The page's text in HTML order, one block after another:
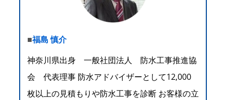
■福島 慎介
神奈川県出身 一般社団法人 防水工事推進協
会 代表理事 防水アドバイザーとして12,000
枚以上の見積もりや防水工事を診断 お客様の立